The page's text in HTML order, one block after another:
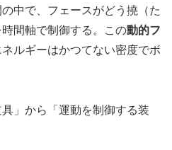
中で、フェースがどう撓（た
間軸で制御する。この動的フ
ルギーはかつてない密度でボ
」から「運動を制御する装